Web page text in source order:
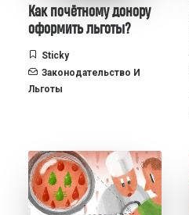
Как почётному донору
оформить льготы?
Sticky
Законодательство И
Льготы